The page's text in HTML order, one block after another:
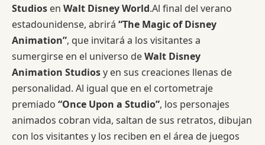
Studios en Walt Disney World.Al final del verano
estadounidense, abrirá “The Magic of Disney
Animation”, que invitará a los visitantes a
sumergirse en el universo deWalt Disney
Animation Studiosy en sus creaciones llenas de
personalidad. Al igual que en el cortometraje
premiado “Once Upon a Studio”, los personajes
animados cobran vida, saltan de sus retratos, dibujan
con los visitantes y los reciben en el área de juegos